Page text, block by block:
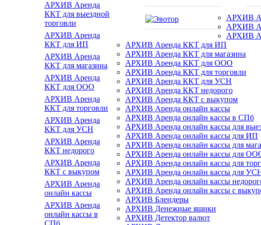
АРХИВ Аренда
ККТ для выездной
торговли
АРХИВ Аренда
ККТ для ИП
АРХИВ Аренда
ККТ для магазина
АРХИВ Аренда
ККТ для ООО
АРХИВ Аренда
ККТ для торговли
АРХИВ Аренда
ККТ для УСН
АРХИВ Аренда
ККТ недорого
АРХИВ Аренда
ККТ с выкупом
АРХИВ Аренда
онлайн кассы
АРХИВ Аренда
онлайн кассы в
АРХИВ
АРХИВ
АРХИВ
АРХИВ Аренда ККТ для ИП
АРХИВ Аренда ККТ для магазина
АРХИВ Аренда ККТ для ООО
АРХИВ Аренда ККТ для торговли
АРХИВ Аренда ККТ для УСН
АРХИВ Аренда ККТ недорого
АРХИВ Аренда ККТ с выкупом
АРХИВ Аренда онлайн кассы
АРХИВ Аренда онлайн кассы в СПб
АРХИВ Аренда онлайн кассы для
АРХИВ Аренда онлайн кассы для ИП
АРХИВ Аренда онлайн кассы для
АРХИВ Аренда онлайн кассы для
АРХИВ Аренда онлайн кассы для
АРХИВ Аренда онлайн кассы для
АРХИВ Аренда онлайн кассы
АРХИВ Аренда онлайн кассы с
АРХИВ Блендеры
АРХИВ Денежные ящики
АРХИВ Детектор валют